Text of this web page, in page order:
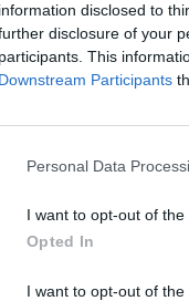
information disclosed to
disclosure of your
participants. This
Downstream Participants
Personal Data
I want to opt-out of the
Opted In
I want to opt-out of the
ma preferisce
a rete. Può giocare,
con la maglia